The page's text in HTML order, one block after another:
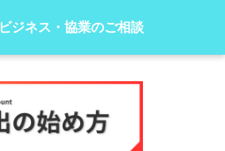
ビジネス・協業のご相談